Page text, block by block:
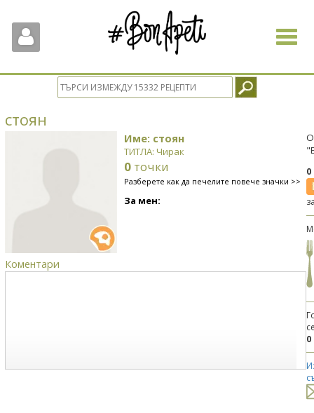
Toggle
стоян
Име: стоян
ТИТЛА: Чирак
0 точки
Разберете как да печелите повече значки >>
За мен:
Коментари
0